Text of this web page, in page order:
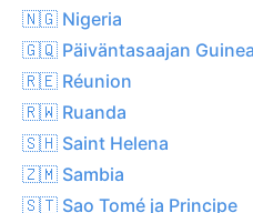
🇳🇬 Nigeria
🇬🇶 Päiväntasaajan Guinea
🇷🇪 Réunion
🇷🇼 Ruanda
🇸🇭 Saint Helena
🇿🇲 Sambia
🇸🇹 Sao Tomé ja Principe